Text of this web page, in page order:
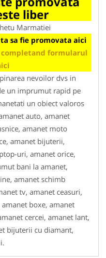
liber
Marmatiei
sa fie promovata aici
completand formularul
nevoilor dvs in
un imprumut rapid pe
un obiect valoros
auto, amanet
amanet moto
amanet bijuterii,
uri, amanet orice,
bani la amanet,
amanet schimb
tv, amanet ceasuri,
boxe, amanet
cercei, amanet lant,
bijuterii cu diamant,